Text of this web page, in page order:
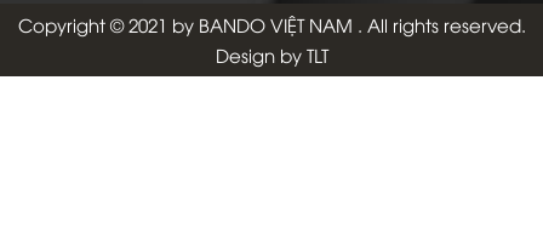
Copyright © 2021 by BANDO VIỆT NAM . All rights reserved.
Design by TLT